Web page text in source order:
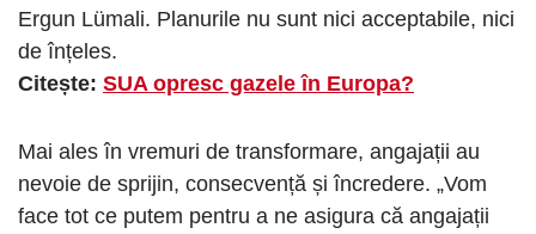
Ergun Lümali. Planurile nu sunt nici acceptabile, nici
de înțeles.
Citește: SUA opresc gazele în Europa?
Mai ales în vremuri de transformare, angajații au
nevoie de sprijin, consecvență și încredere. „Vom
face tot ce putem pentru a ne asigura că angajații